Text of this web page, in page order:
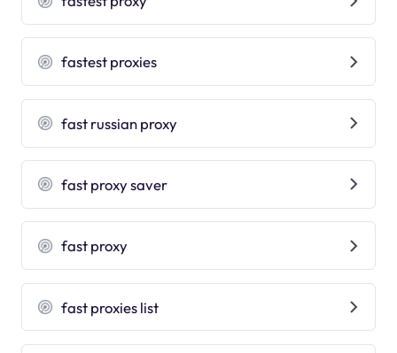
fastest proxies
fast russian proxy
fast proxy saver
fast proxy
fast proxies list